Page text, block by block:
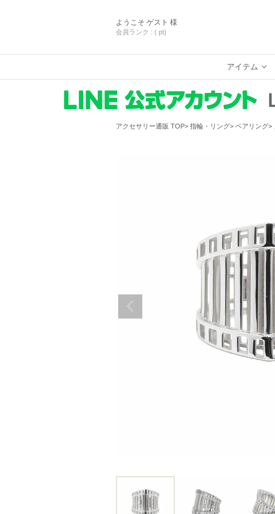
ようこそ ゲスト 様
会員ランク : ( pt)
アイテム
アクセサリー通販 TOP 指輪・リング ペアリング